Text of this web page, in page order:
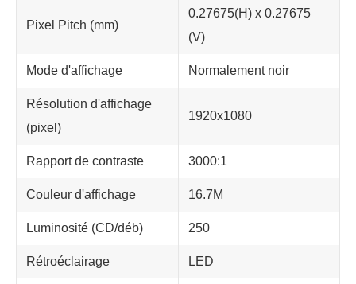
Pixel Pitch (mm)
0.27675(H) x 0.27675
(V)
Mode d'affichage Normalement noir
Résolution d'affichage
(pixel)
1920x1080
Rapport de contraste 3000:1
Couleur d'affichage 16.7M
Luminosité (CD/déb) 250
Rétroéclairage LED